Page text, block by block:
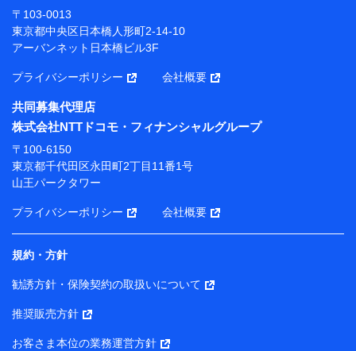
当社または株式会社NTTドコモ・フィナンシャルグルー
プが提供する保険関連サービスにおけるユーザー登録受
付および管理のため
当社または株式会社NTTドコモ・フィナンシャルグルー
携会社の保険その他に関する情報を提供するため、また
維持管理等の委託業務遂行のため、またそれらに付帯、
関連する当社または株式会社NTTドコモ・フィナンシャ
ルグループおよび提携会社のサービスを案内、提供する
ため
（各サービスで取得したサービス利用履歴、ウェブサイ
トの閲覧履歴、購買履歴、ご契約内容等のパーソナルデ
ータを分析して、お客さまの趣味・嗜好・傾向に応じた
サービス・商品等に関するご提案や広告の配信等を行う
ことがあります。）
各種セミナーの開催のため
コンサルティングサービスの実施のため
アンケートやキャンペーン等の実施のため
上記に係る案内・手続き・管理等付帯業務を行うため
所・代表者名】
〒103-0013
東京都中央区日本橋人形町2-14-10
アーバンネット日本橋ビル3F
プライバシーポリシー 会社概要
共同募集代理店
株式会社NTTドコモ・フィナンシャルグループ
〒100-6150
東京都千代田区永田町2丁目11番1号
山王パークタワー
プライバシーポリシー 会社概要
規約・方針
勧誘方針・保険契約の取扱いについて
推奨販売方針
お客さま本位の業務運営方針